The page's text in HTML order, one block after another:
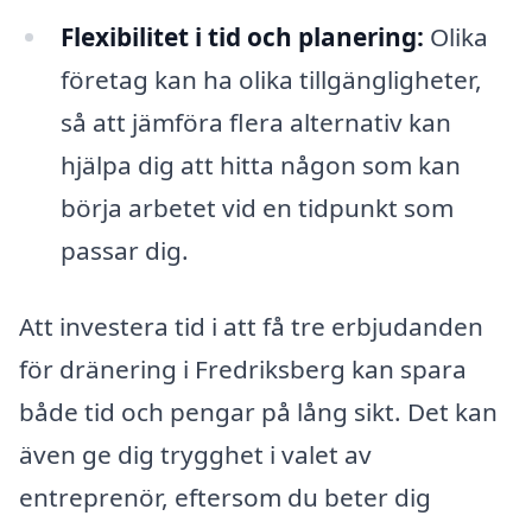
Flexibilitet i tid och planering: Olika
företag kan ha olika tillgängligheter,
så att jämföra flera alternativ kan
hjälpa dig att hitta någon som kan
börja arbetet vid en tidpunkt som
passar dig.
Att investera tid i att få tre erbjudanden
för dränering i Fredriksberg kan spara
både tid och pengar på lång sikt. Det kan
även ge dig trygghet i valet av
entreprenör, eftersom du beter dig